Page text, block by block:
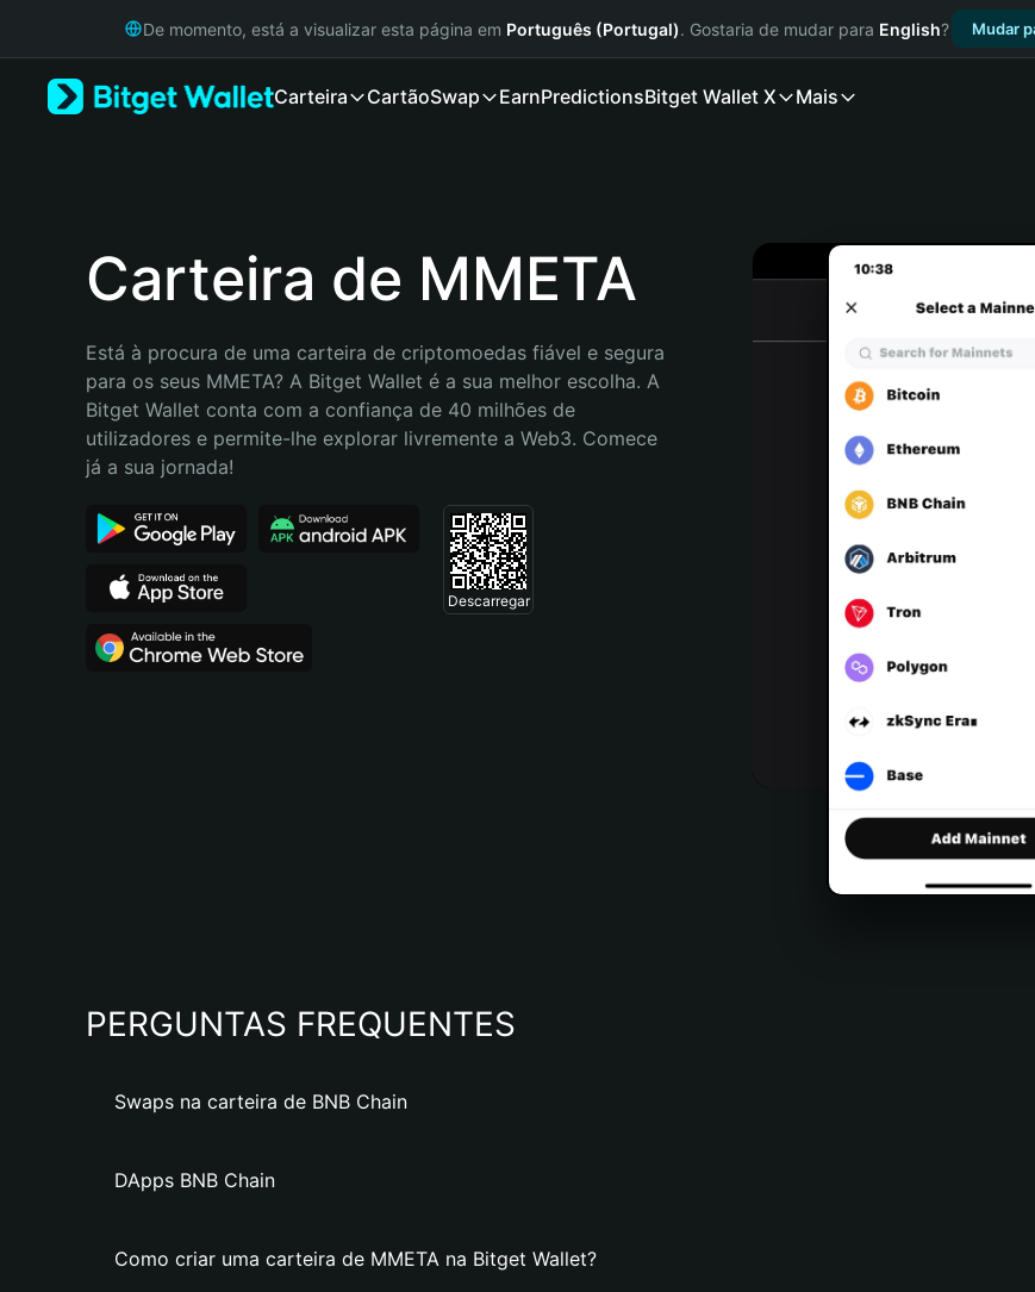
Русский
Bahasa Indonesia
Español (Argentina)
De momento, está a visualizar esta página em Português (Portugal). Gostaria de mudar para English? Mudar
Carteira CartãoSwap EarnPredictionsBitget Wallet X Mais
Carteira de MMETA
Está à procura de uma carteira de criptomoedas fiável e segura
para os seus MMETA? A Bitget Wallet é a sua melhor escolha. A
Bitget Wallet conta com a confiança de 40 milhões de
utilizadores e permite-lhe explorar livremente a Web3. Comece
já a sua jornada!
Descarregar
PERGUNTAS FREQUENTES
Swaps na carteira de BNB Chain
DApps BNB Chain
Como criar uma carteira de MMETA na Bitget Wallet?